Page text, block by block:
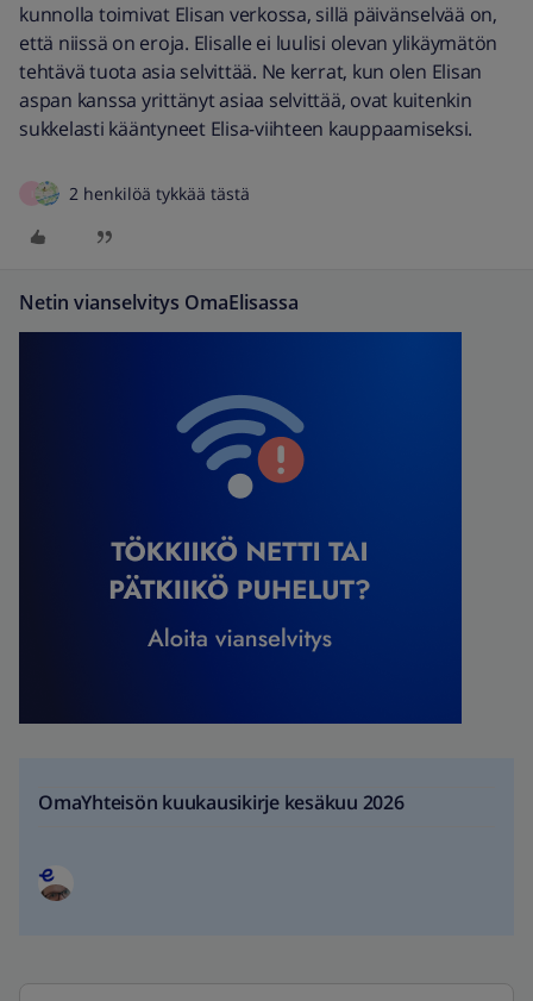
kunnolla toimivat Elisan verkossa, sillä päivänselvää on,
että niissä on eroja. Elisalle ei luulisi olevan ylikäymätön
tehtävä tuota asia selvittää. Ne kerrat, kun olen Elisan
aspan kanssa yrittänyt asiaa selvittää, ovat kuitenkin
sukkelasti kääntyneet Elisa-viihteen kauppaamiseksi.
2 henkilöä tykkää tästä
Netin vianselvitys OmaElisassa
OmaYhteisön kuukausikirje kesäkuu 2026